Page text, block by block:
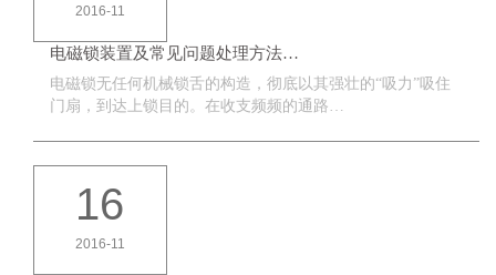
2016-11
电磁锁装置及常见问题处理方法…
电磁锁无任何机械锁舌的构造，彻底以其强壮的“吸力”吸住
门扇，到达上锁目的。在收支频频的通路…
16
2016-11